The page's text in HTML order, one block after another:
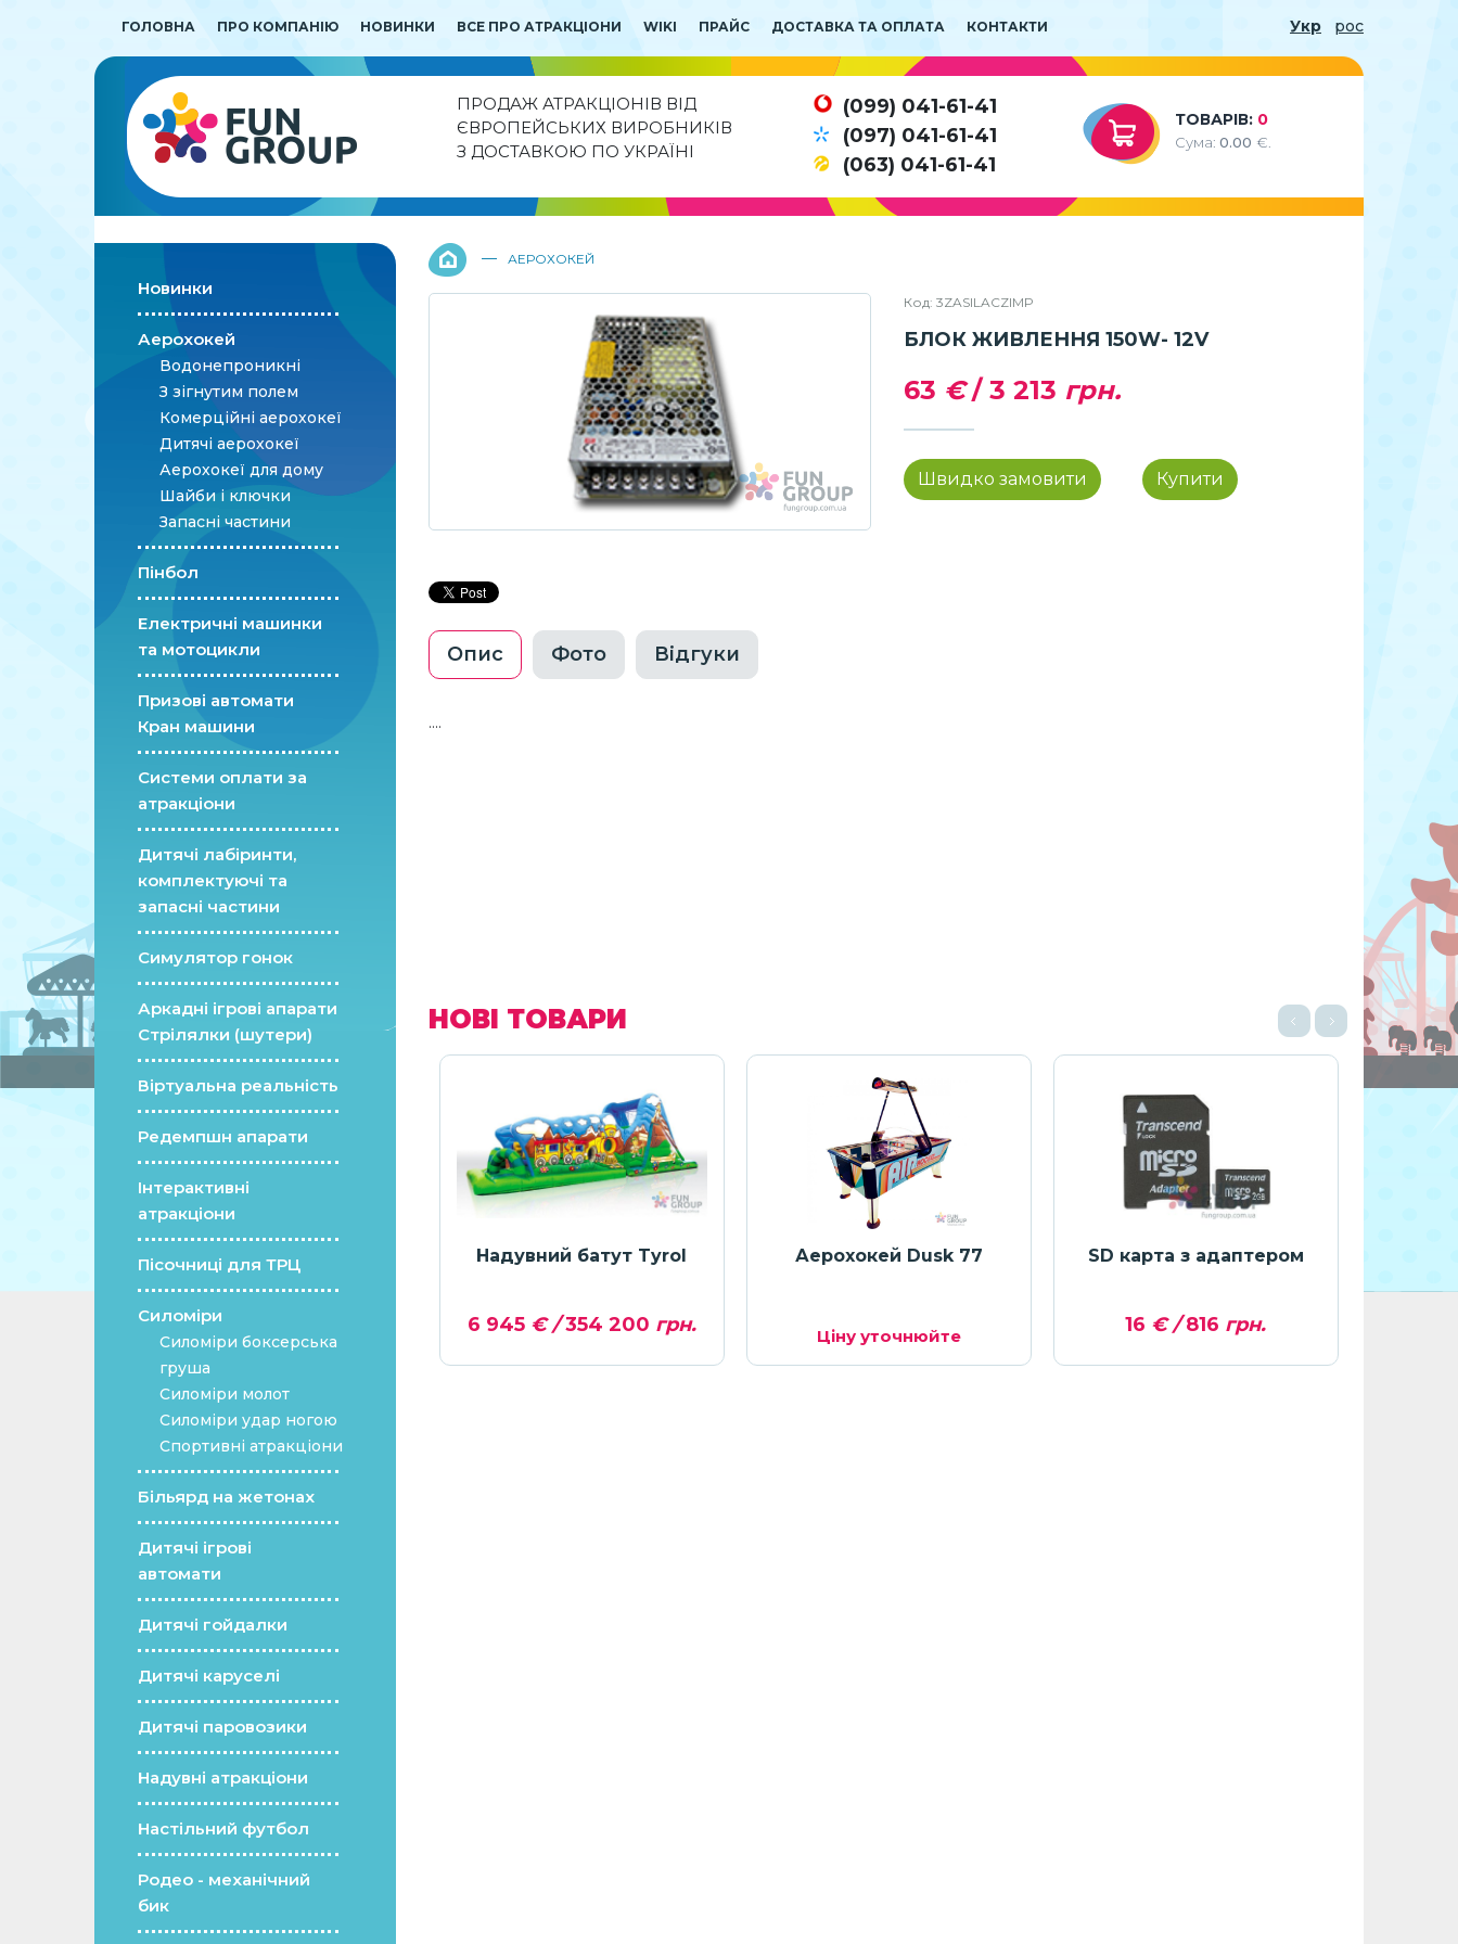
ГОЛОВНА ПРО КОМПАНІЮ НОВИНКИ ВСЕ ПРО АТРАКЦІОНИ WIKI ПРАЙС ДОСТАВКА ТА ОПЛАТА КОНТАКТИ Укр рос
ПРОДАЖ АТРАКЦІОНІВ ВІД
ЄВРОПЕЙСЬКИХ ВИРОБНИКІВ
З ДОСТАВКОЮ ПО УКРАЇНІ
(099) 041-61-41
(097) 041-61-41
(063) 041-61-41
ТОВАРІВ: 0
Сума:0.00 €.
Новинки
Аерохокей
Водонепроникні
З зігнутим полем
Комерційні аерохокеї
Дитячі аерохокеї
Аерохокеї для дому
Шайби і ключки
Запасні частини
Пінбол
Електричні машинки
та мотоцикли
Призові автомати
Кран машини
Системи оплати за
атракціони
Дитячі лабіринти,
комплектуючі та
запасні частини
Симулятор гонок
Аркадні ігрові апарати
Стрілялки (шутери)
Віртуальна реальність
Редемпшн апарати
Інтерактивні
атракціони
Пісочниці для ТРЦ
Силоміри
Силоміри боксерська
груша
Силоміри молот
Силоміри удар ногою
Спортивні атракціони
Більярд на жетонах
Дитячі ігрові
автомати
Дитячі гойдалки
Дитячі каруселі
Дитячі паровозики
Надувні атракціони
Настільний футбол
Родео - механічний
бик
— АЕРОХОКЕЙ
Код: 3ZASILACZIMP
БЛОК ЖИВЛЕННЯ 150W- 12V
63 €/3 213 грн.
Швидко замовити Купити
Опис Фото Відгуки
....
НОВІ ТОВАРИ
Аерохокей Neo Violet
Ціну уточнюйте
Надувний батут Tyrol
6 945€ /354 200 грн.
Аерохокей Dusk 77
Ціну уточнюйте
SD карта з адаптером
16 € /816 грн.